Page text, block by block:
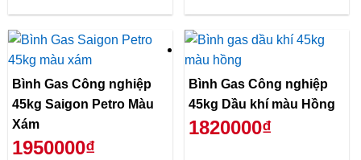
Bình Gas Công nghiệp
45kg Saigon Petro Màu
Xám
1950000₫
Bình Gas Công nghiệp
45kg Dầu khí màu Hồng
1820000₫